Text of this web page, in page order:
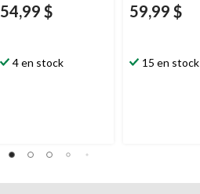
54,99 $
4 en stock
59,99 $
15 en stock